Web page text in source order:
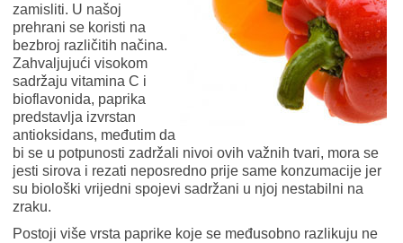
zamisliti. U našoj
prehrani se koristi na
bezbroj različitih načina.
Zahvaljujući visokom
sadržaju vitamina C i
bioflavonida, paprika
predstavlja izvrstan
antioksidans, međutim da
bi se u potpunosti zadržali nivoi ovih važnih tvari, mora se
jesti sirova i rezati neposredno prije same konzumacije jer
su biološki vrijedni spojevi sadržani u njoj nestabilni na
zraku.
Postoji više vrsta paprike koje se međusobno razlikuju ne